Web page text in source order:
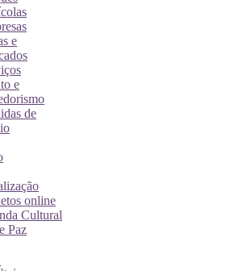
e
e
de
online
Cultural
Paz